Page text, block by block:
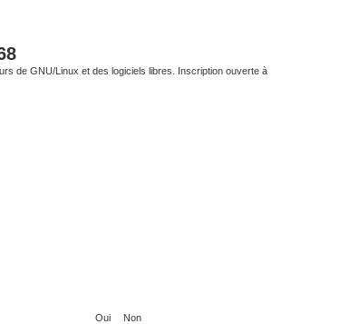
de GNU/Linux et des logiciels libres. Inscription ouverte à